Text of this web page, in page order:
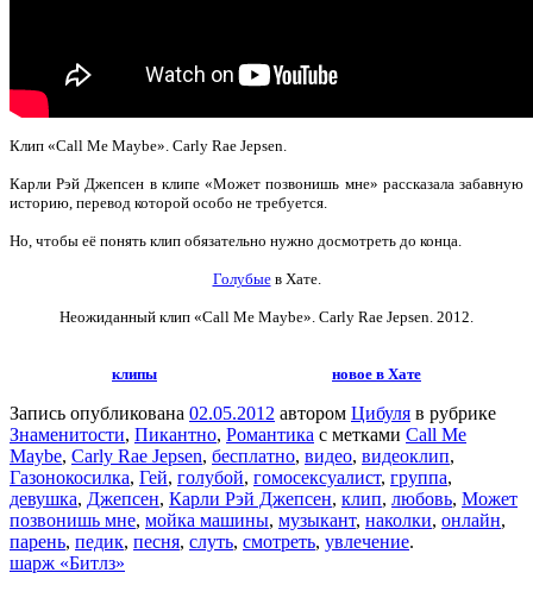
Клип «Call Me Maybe». Carly Rae Jepsen.
Карли Рэй Джепсен в клипе «Может позвонишь мне» рассказала забавную
историю, перевод которой особо не требуется.
Но, чтобы её понять клип обязательно нужно досмотреть до конца.
Голубыев Хате.
Неожиданный клип «Call Me Maybe». Carly Rae Jepsen. 2012.
клипы новое в Хате
Запись опубликована 02.05.2012 автором Цибуля в рубрике
Знаменитости, Пикантно, Романтика с метками Call Me
Maybe, Carly Rae Jepsen, бесплатно, видео, видеоклип,
Газонокосилка, Гей, голубой, гомосексуалист, группа,
девушка, Джепсен, Карли Рэй Джепсен, клип, любовь, Может
позвонишь мне, мойка машины, музыкант, наколки, онлайн,
парень, педик, песня, слуть, смотреть, увлечение.
шарж «Битлз»